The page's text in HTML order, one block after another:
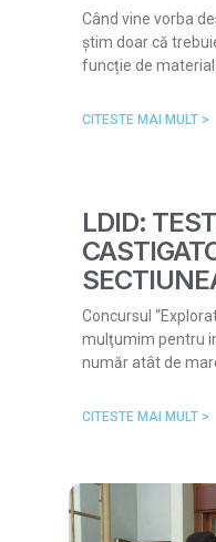
Când vine vorba
știm doar că
funcție de
CITESTE MAI MULT >
LDID:
Concursul
mulţumim pentru
număr atât de
CITESTE MAI MULT >